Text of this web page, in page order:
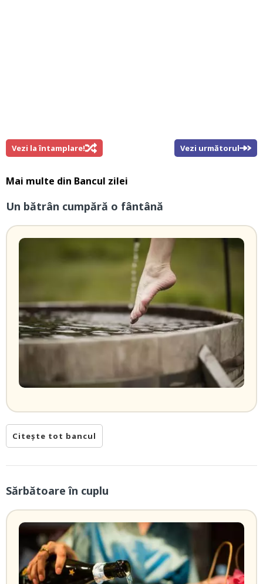
Vezi la întamplare! Vezi următorul
Mai multe din Bancul zilei
Un bătrân cumpără o fântână
Citește tot bancul
Sărbătoare în cuplu